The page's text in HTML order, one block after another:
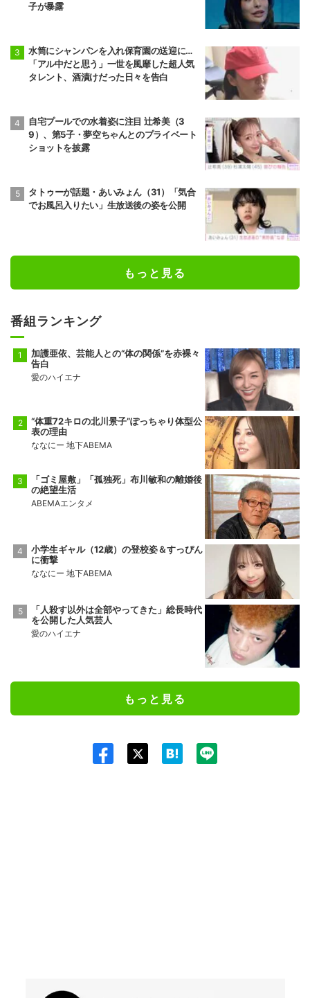
子が暴露
水筒にシャンパンを入れ保育園の送迎に…
「アル中だと思う」一世を風靡した超人気
タレント、酒漬けだった日々を告白
自宅プールでの水着姿に注目 辻希美（3
9）、第5子・夢空ちゃんとのプライベート
ショットを披露
タトゥーが話題・あいみょん（31）「気合
でお風呂入りたい」生放送後の姿を公開
もっと見る
番組ランキング
加護亜依、芸能人との“体の関係”を赤裸々
告白
愛のハイエナ
“体重72キロの北川景子”ぽっちゃり体型公
表の理由
ななにー 地下ABEMA
「ゴミ屋敷」「孤独死」布川敏和の離婚後
の絶望生活
ABEMAエンタメ
小学生ギャル（12歳）の登校姿＆すっぴん
に衝撃
ななにー 地下ABEMA
「人殺す以外は全部やってきた」総長時代
を公開した人気芸人
愛のハイエナ
もっと見る